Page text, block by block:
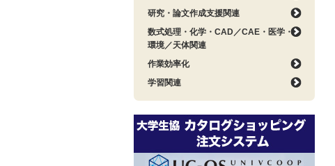
研究・論文作成支援関連
数式処理・化学・CAD／CAE・医学・
環境／天体関連
作業効率化
学習関連